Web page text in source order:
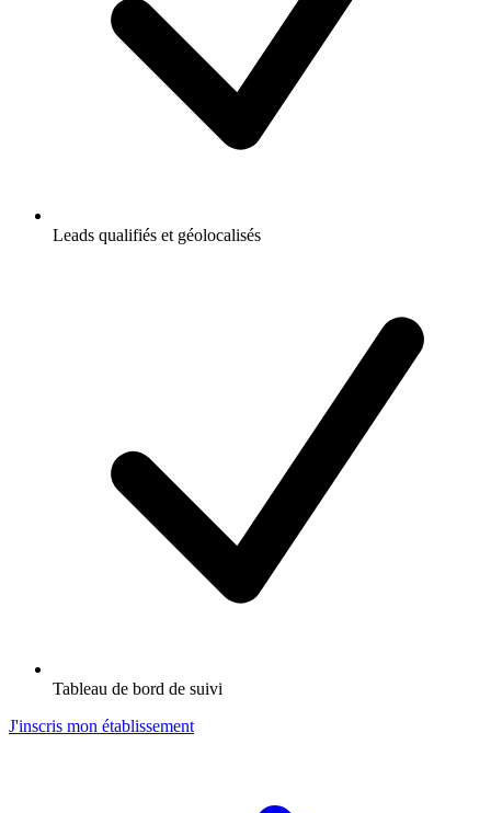
Leads qualifiés et géolocalisés
Tableau de bord de suivi
J'inscris mon établissement